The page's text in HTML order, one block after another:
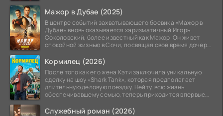
Мажор в Дубае (2025)
В центре событий захватывающего боевика «Мажор в
Дубае» вновь оказывается харизматичный Игорь
Соколовский, более известный как Мажор. Он живет
спокойной жизнью в Сочи, посвящая своё время дочери
Кормилец (2026)
После того как его жена Кэти заключила уникальную
сделку на шоу «Shark Tank», которая предполагает
длительную деловую поездку, Нейту, всю жизнь
обеспечивавшему семью, теперь приходится впервые
Служебный роман (2026)